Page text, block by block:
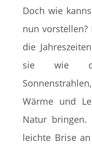
Doch wie
nun vorstellen?
die
sie wie
Wärme und
Natur
leichte Brise